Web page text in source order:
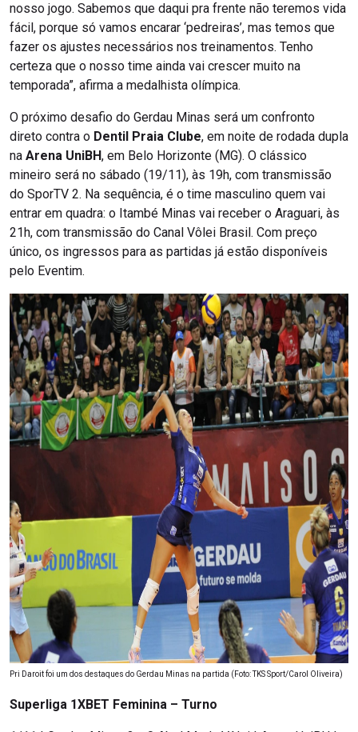
nosso jogo. Sabemos que daqui pra frente não teremos vida
fácil, porque só vamos encarar ‘pedreiras’, mas temos que
fazer os ajustes necessários nos treinamentos. Tenho
certeza que o nosso time ainda vai crescer muito na
temporada”, afirma a medalhista olímpica.
O próximo desafio do Gerdau Minas será um confronto
direto contra o Dentil Praia Clube, em noite de rodada dupla
na Arena UniBH, em Belo Horizonte (MG). O clássico
mineiro será no sábado (19/11), às 19h, com transmissão
do SporTV 2. Na sequência, é o time masculino quem vai
entrar em quadra: o Itambé Minas vai receber o Araguari, às
21h, com transmissão do Canal Vôlei Brasil. Com preço
único, os ingressos para as partidas já estão disponíveis
pelo Eventim.
Pri Daroit foi um dos destaques do Gerdau Minas na partida (Foto: TKS Sport/Carol Oliveira)
Superliga 1XBET Feminina – Turno